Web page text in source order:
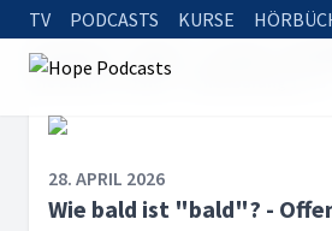
TV PODCASTS KURSE
Startseite
Ja Jesus – Die
Wie bald ist "bald"? - Offenbarung 1,1-3
28. APRIL 2026
Wie bald ist "bald"? -